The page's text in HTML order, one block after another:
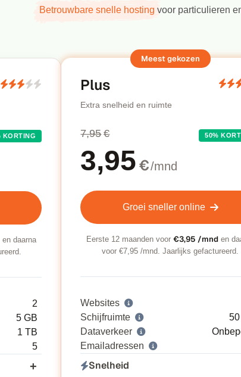
Betrouwbare snelle hosting voor particulieren
KORTING
en daarna
2
5 GB
1 TB
5
Plus
Extra snelheid en ruimte
50%
7,95 €
3,95€/mnd
Groei sneller online
Eerste 12 maanden voor €3,95 /mnden
voor €7,95 /mnd. Jaarlijks gefactureerd.
Websites
Schijfruimte
Dataverkeer
Emailadressen
Snelheid